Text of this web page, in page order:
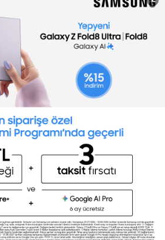
Danışmanlığı Limited Şirketi Özel İstihdam Bürosu
2027 tarihleri arasında faaliyette bulunmak üzere, Türkiye İş
ve 16998526 sayılı karar uyarınca 1251 nolu belge ile faaliyet
için tıklayın. 4904 sayılı kanun uyarınca iş arayanlardan
ve menfaat temin edilmeyecektir.
0 212 249 29 87 | Türkiye iş Kurumu İstanbul Çalışma
Bahçelievler Hizmet Merkezi